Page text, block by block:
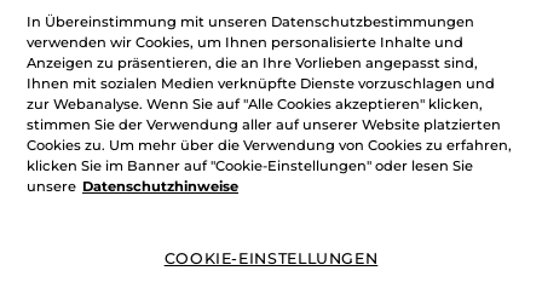
5
Sternen.
Bewertungen
anzeigen.
Festes
Shampoo
Glanz
7,99€*
133,17€ / 1kg
Menge
IN DEN WARENKORB
Lieferung zwischen dem 12/08 und dem 13/08
In Übereinstimmung mit unseren Datenschutzbestimmungen
verwenden wir Cookies, um Ihnen personalisierte Inhalte und
Anzeigen zu präsentieren, die an Ihre Vorlieben angepasst sind,
Ihnen mit sozialen Medien verknüpfte Dienste vorzuschlagen und
zur Webanalyse. Wenn Sie auf "Alle Cookies akzeptieren" klicken,
stimmen Sie der Verwendung aller auf unserer Website platzierten
Cookies zu. Um mehr über die Verwendung von Cookies zu erfahren,
klicken Sie im Banner auf "Cookie-Einstellungen" oder lesen Sie
unsere Datenschutzhinweise
COOKIE-EINSTELLUNGEN